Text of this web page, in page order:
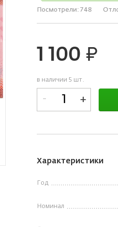
Посмотрели: 748
1 100 руб.
в наличии 5 шт.
- +
Характеристики
Год
Номинал